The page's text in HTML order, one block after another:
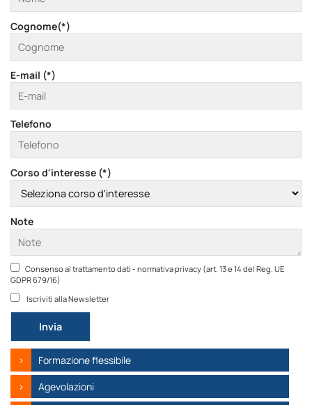
Cognome(*)
E-mail (*)
Telefono
Corso d'interesse (*)
Note
Consenso al trattamento dati - normativa privacy (art. 13 e 14 del Reg. UE
GDPR 679/16)
Iscriviti alla Newsletter
Si prega di lasciare vuoto questo campo.
Formazione flessibile
Agevolazioni